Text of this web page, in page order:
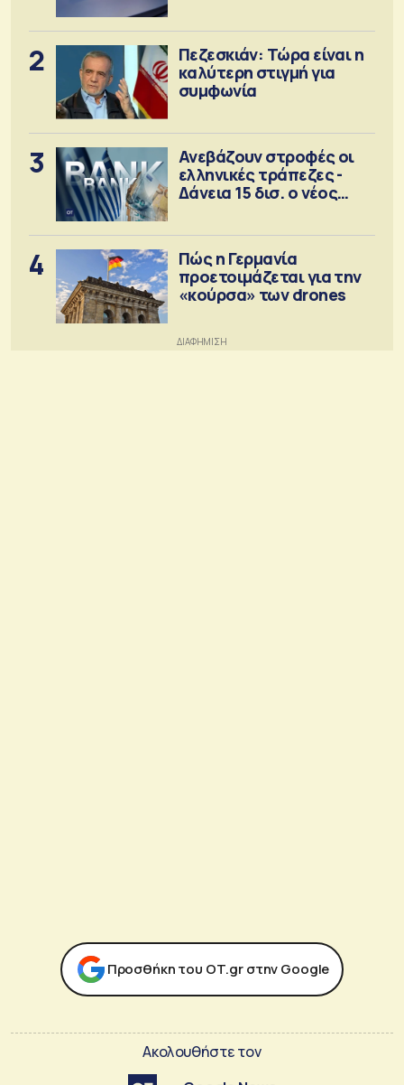
2
Πεζεσκιάν: Τώρα είναι η
καλύτερη στιγμή για
συμφωνία
3
Ανεβάζουν στροφές οι
ελληνικές τράπεζες -
Δάνεια 15 δισ. ο νέος
4
Πώς η Γερμανία
προετοιμάζεται για την
«κούρσα» των drones
Προσθήκη του ΟΤ.gr στην Google
Ακολουθήστε τον